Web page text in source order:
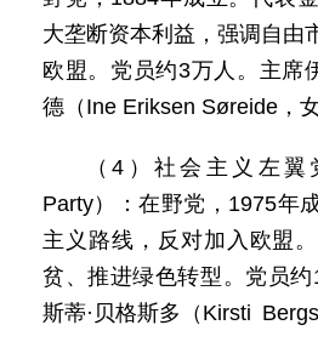
大垄断资本利益，强调自由
欧盟。党员约3万人。主席
德（Ine Eriksen Søreide，女
（4）社会主义左翼
Party）：在野党，1975年
主义路线，反对加入欧盟
贫、推进绿色转型。党员
斯蒂·贝格斯多（Kirsti